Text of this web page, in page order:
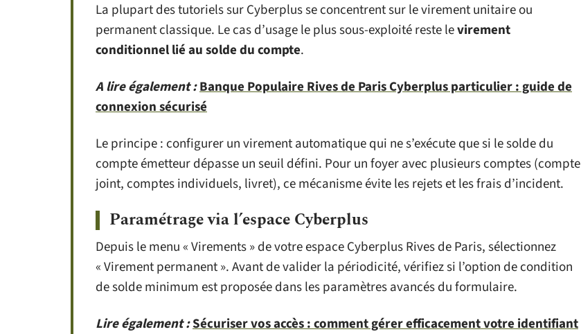
La plupart des tutoriels sur Cyberplus se concentrent sur le virement unitaire ou
permanent classique. Le cas d’usage le plus sous-exploité reste levirement
conditionnel lié au solde du compte.
A lire également :Banque Populaire Rives de Paris Cyberplus particulier : guide de
connexion sécurisé
Le principe : configurer un virement automatique qui ne s’exécute que si le solde du
compte émetteur dépasse un seuil défini. Pour un foyer avec plusieurs comptes (compte
joint, comptes individuels, livret), ce mécanisme évite les rejets et les frais d’incident.
Paramétrage via l’espace Cyberplus
Depuis le menu « Virements » de votre espace Cyberplus Rives de Paris, sélectionnez
« Virement permanent ». Avant de valider la périodicité, vérifiez si l’option de condition
de solde minimum est proposée dans les paramètres avancés du formulaire.
Lire également :Sécuriser vos accès : comment gérer efficacement votre identifiant